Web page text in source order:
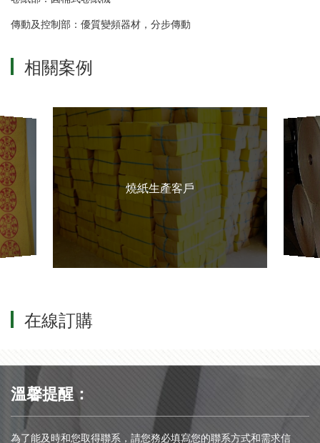
傳動及控制部：優質變頻器材，分步傳動
相關案例
燒紙生產客戶
在線訂購
溫馨提醒：
為了能及時和您取得聯系，請您務必填寫您的聯系方式和需求信